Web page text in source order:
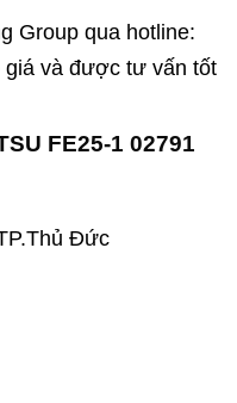
Group qua hotline:
giá và được tư vấn tốt
FE25-1 02791
Đức